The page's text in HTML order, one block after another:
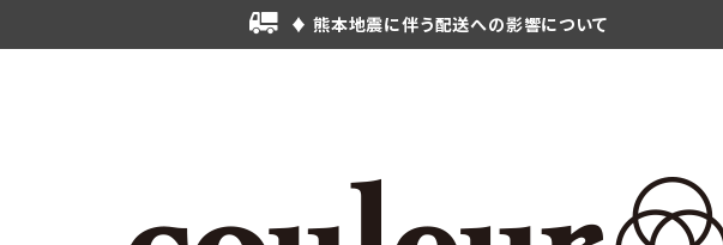
♦ 熊本地震に伴う配送への影響について